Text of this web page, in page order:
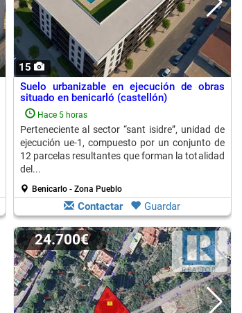
15
Suelo urbanizable en ejecución de obras
situado en benicarló (castellón)
Hace 5 horas
Perteneciente al sector “sant isidre”, unidad de
ejecución ue-1, compuesto por un conjunto de
12 parcelas resultantes que forman la totalidad
del...
Benicarlo - Zona Pueblo
Contactar Guardar
24.700€